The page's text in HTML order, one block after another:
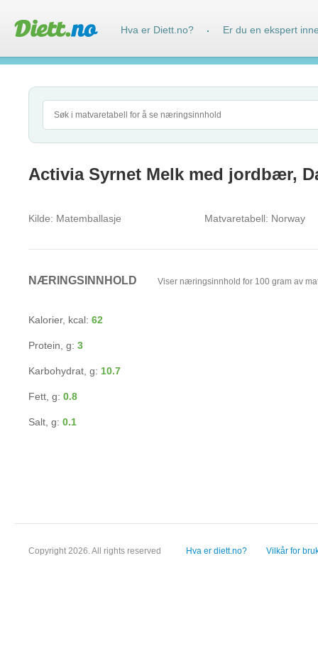
Activia Syrnet Melk med jordbær,
Kilde: Matemballasje Matvaretabell: Norway
NÆRINGSINNHOLD Viser næringsinnhold for 100 gram av
Kalorier, kcal: 62
Protein, g: 3
Karbohydrat, g: 10.7
Fett, g: 0.8
Salt, g: 0.1
Copyright 2026. All rights reserved Hva er diett.no? Vilkår for
Hva er Diett.no? · Er du en ekspert